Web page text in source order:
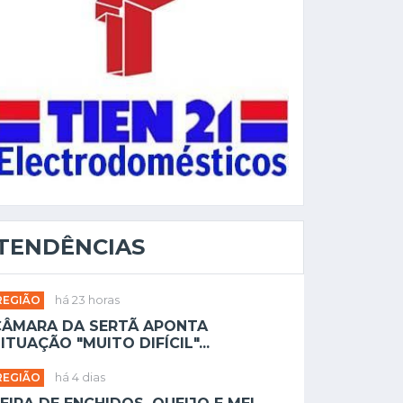
há 23 horas
DA SERTÃ APONTA
"MUITO DIFÍCIL"...
há 4 dias